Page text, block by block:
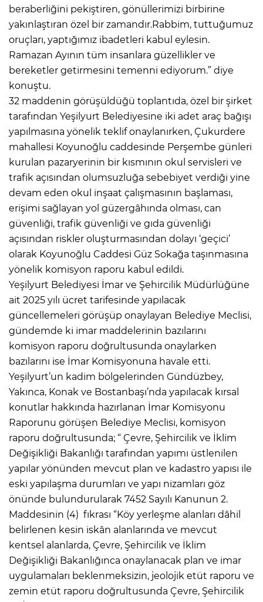
beraberliğini pekiştiren, gönüllerimizi birbirine
yakınlaştıran özel bir zamandır.Rabbim, tuttuğumuz
oruçları, yaptığımız ibadetleri kabul eylesin.
Ramazan Ayının tüm insanlara güzellikler ve
bereketler getirmesini temenni ediyorum.” diye
konuştu.
32 maddenin görüşüldüğü toplantıda, özel bir şirket
tarafından Yeşilyurt Belediyesine iki adet araç bağışı
yapılmasına yönelik teklif onaylanırken, Çukurdere
mahallesi Koyunoğlu caddesinde Perşembe günleri
kurulan pazaryerinin bir kısmının okul servisleri ve
trafik açısından olumsuzluğa sebebiyet verdiği yine
devam eden okul inşaat çalışmasının başlaması,
erişimi sağlayan yol güzergâhında olması, can
güvenliği, trafik güvenliği ve gıda güvenliği
açısından riskler oluşturmasından dolayı ‘geçici’
olarak Koyunoğlu Caddesi Güz Sokağa taşınmasına
yönelik komisyon raporu kabul edildi.
Yeşilyurt Belediyesi İmar ve Şehircilik Müdürlüğüne
ait 2025 yılı ücret tarifesinde yapılacak
güncellemeleri görüşüp onaylayan Belediye Meclisi,
gündemde ki imar maddelerinin bazılarını
komisyon raporu doğrultusunda onaylarken
bazılarını ise İmar Komisyonuna havale etti.
Yeşilyurt’un kadim bölgelerinden Gündüzbey,
Yakınca, Konak ve Bostanbaşı’nda yapılacak kırsal
konutlar hakkında hazırlanan İmar Komisyonu
Raporunu görüşen Belediye Meclisi, komisyon
raporu doğrultusunda; “ Çevre, Şehircilik ve İklim
Değişikliği Bakanlığı tarafından yapımı üstlenilen
yapılar yönünden mevcut plan ve kadastro yapısı ile
eski yapılaşma durumları ve yapı nizamları göz
önünde bulundurularak 7452 Sayılı Kanunun 2.
Maddesinin (4) fıkrası “Köy yerleşme alanları dâhil
belirlenen kesin iskân alanlarında ve mevcut
kentsel alanlarda, Çevre, Şehircilik ve İklim
Değişikliği Bakanlığınca onaylanacak plan ve imar
uygulamaları beklenmeksizin, jeolojik etüt raporu ve
zemin etüt raporu doğrultusunda Çevre, Şehircilik